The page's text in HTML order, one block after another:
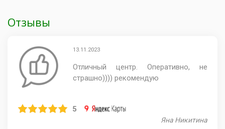
Отзывы
13.11.2023
Отличный центр. Оперативно, не
страшно)))) рекомендую
5
Яна Никитина